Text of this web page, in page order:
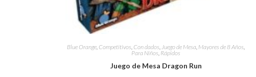
Blue Orange, Competitivos, Con dados,Juego de Mesa, Mayores de 8 Años,
Para Niños, Rápidos
Juego de Mesa Dragon Run